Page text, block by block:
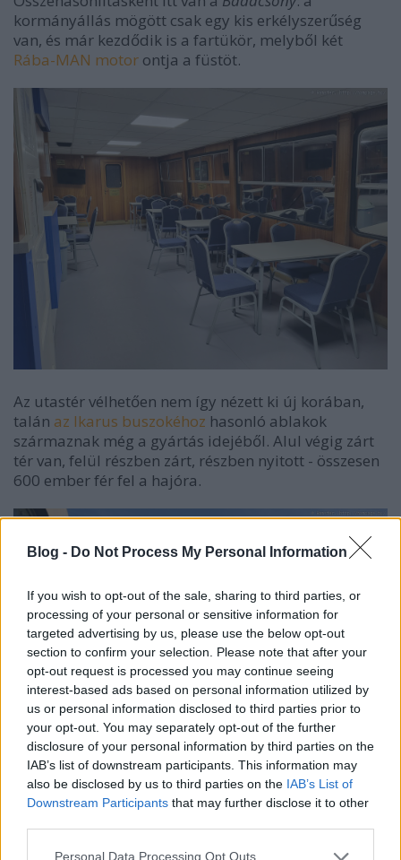
Blog - Do Not Process My Personal Information
If you wish to opt-out of the sale, sharing to third parties, or
processing of your personal or sensitive information for
targeted advertising by us, please use the below opt-out
section to confirm your selection. Please note that after your
opt-out request is processed you may continue seeing
interest-based ads based on personal information utilized by
us or personal information disclosed to third parties prior to
your opt-out. You may separately opt-out of the further
disclosure of your personal information by third parties on the
IAB’s list of downstream participants. This information may
also be disclosed by us to third parties on the IAB’s List of
Downstream Participants that may further disclose it to other
Please note that this website/app uses one or more Google
Personal Data Processing Opt Outs
kormányállás mögött csak egy kis erkélyszerűség
van, és már kezdődik is a fartükör, melyből két
Rába-MAN motor ontja a füstöt.
Az utastér vélhetően nem így nézett ki új korában,
talán az Ikarus buszokéhoz hasonló ablakok
származnak még a gyártás idejéből. Alul végig zárt
tér van, felül részben zárt, részben nyitott - összesen
600 ember fér fel a hajóra.